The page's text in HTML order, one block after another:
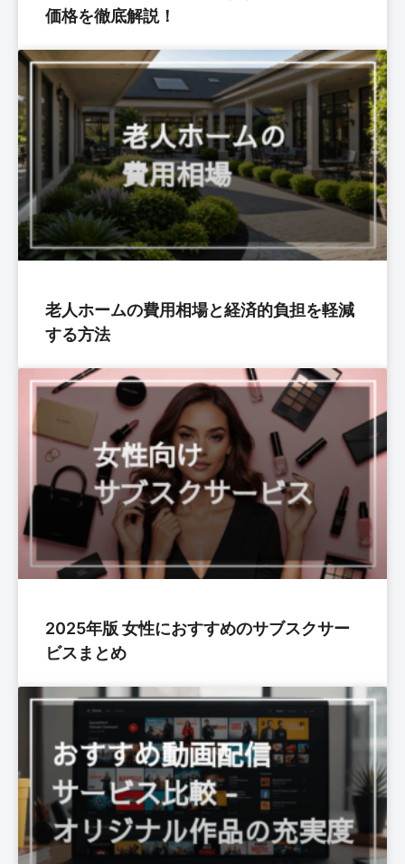
価格を徹底解説！
老人ホームの費用相場と経済的負担を軽減
する方法
2025年版 女性におすすめのサブスクサー
ビスまとめ